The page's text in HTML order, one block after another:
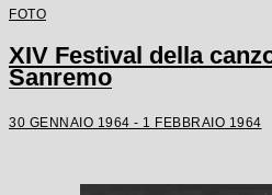
FOTO
XIV Festival della
Sanremo
30 GENNAIO 1964 - 1 FEBBRAIO 1964